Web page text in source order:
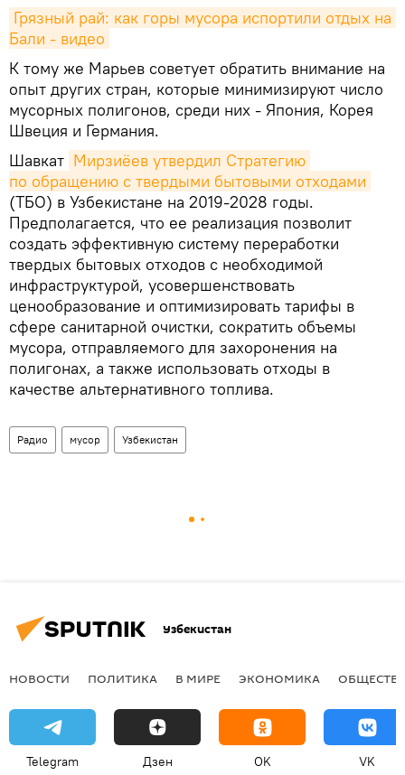
Грязный рай: как горы мусора испортили отдых на
Бали - видео
К тому же Марьев советует обратить внимание на
опыт других стран, которые минимизируют число
мусорных полигонов, среди них - Япония, Корея
Швеция и Германия.
Шавкат Мирзиёев утвердил Стратегию
по обращению с твердыми бытовыми отходами
(ТБО) в Узбекистане на 2019-2028 годы.
Предполагается, что ее реализация позволит
создать эффективную систему переработки
твердых бытовых отходов с необходимой
инфраструктурой, усовершенствовать
ценообразование и оптимизировать тарифы в
сфере санитарной очистки, сократить объемы
мусора, отправляемого для захоронения на
полигонах, а также использовать отходы в
качестве альтернативного топлива.
Радио мусор Узбекистан
Узбекистан
НОВОСТИ ПОЛИТИКА В МИРЕ ЭКОНОМИКА
Telegram Дзен OK VK